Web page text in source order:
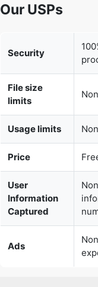
Our USPs
Security
File size
limits
Usage limits
Price
User
Information
Captured
Ads